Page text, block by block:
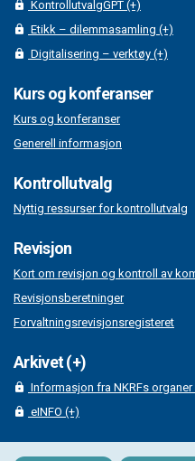
KontrollutvalgGPT (+)
Etikk – dilemmasamling (+)
Digitalisering – verktøy (+)
Kurs og konferanser
Kurs og konferanser
Generell informasjon
Kontrollutvalg
Nyttig ressurser for kontrollutvalg
Revisjon
Kort om revisjon og kontroll av
Revisjonsberetninger
Forvaltningsrevisjonsregisteret
Arkivet (+)
Informasjon fra NKRFs organer
eINFO (+)